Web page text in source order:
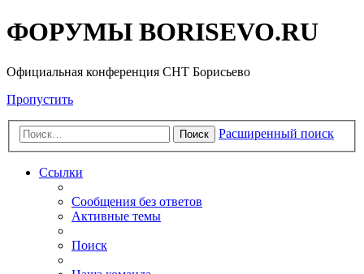
ФОРУМЫ BORISEVO.RU
Официальная конференция СНТ Борисьево
Пропустить
Поиск Расширенный поиск
Ссылки
Сообщения без ответов
Активные темы
Поиск